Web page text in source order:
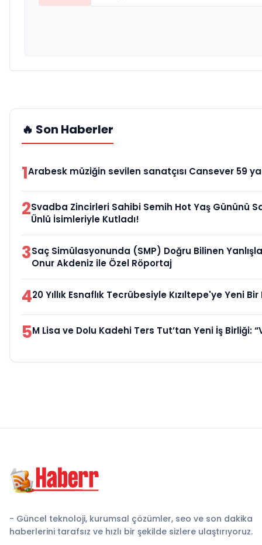
🔥 Son Haberler
1Arabesk müziğin sevilen sanatçısı Cansever 59
2Svadba Zincirleri Sahibi Semih Hot Yaş Gününü
Ünlü İsimleriyle Kutladı!
3Saç Simülasyonunda (SMP) Doğru Bilinen
Onur Akdeniz ile Özel Röportaj
420 Yıllık Esnaflık Tecrübesiyle Kızıltepe'ye Yeni
5M Lisa ve Dolu Kadehi Ters Tut’tan Yeni İş Birliği:
- Güncel teknoloji, kurumsal çözümler, seo ve son dakika
haberlerini tarafsız ve hızlı bir şekilde sizlere ulaştırıyoruz.